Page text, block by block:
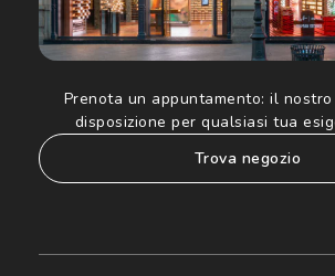
Prenota un appuntamento: il
disposizione per qualsiasi tua
trova negozio